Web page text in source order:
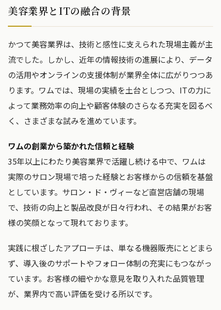
美容業界とITの融合の背景
かつて美容業界は、技術と感性に支えられた現場主義が主
流でした。しかし、近年の情報技術の進展により、データ
の活用やオンラインの支援体制が業界全体に広がりつつあ
ります。ワムでは、現場の実績を土台としつつ、ITの力に
よって業務効率の向上や顧客体験のさらなる充実を図るべ
く、さまざまな試みを進めています。
ワムの創業から築かれた信頼と経験
35年以上にわたり美容業界で活躍し続ける中で、ワムは
実際のサロン現場で培った経験とお客様からの信頼を基盤
としています。サロン・ド・ヴィーなど直営店舗の現場
で、技術の向上と製品改良が日々行われ、その結果がお客
様の笑顔となって現れております。
実践に根ざしたアプローチは、単なる機器販売にとどまら
ず、導入後のサポートやフォロー体制の充実にもつながっ
ています。お客様の細やかな意見を取り入れた品質管理
が、業界内で高い評価を受ける所以です。